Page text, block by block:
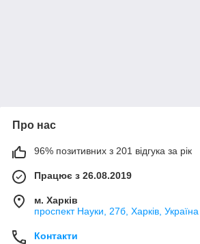
Про нас
96% позитивних з 201 відгука за рік
Працює з 26.08.2019
м. Харків
проспект Науки, 27б, Харків, Україна
Контакти